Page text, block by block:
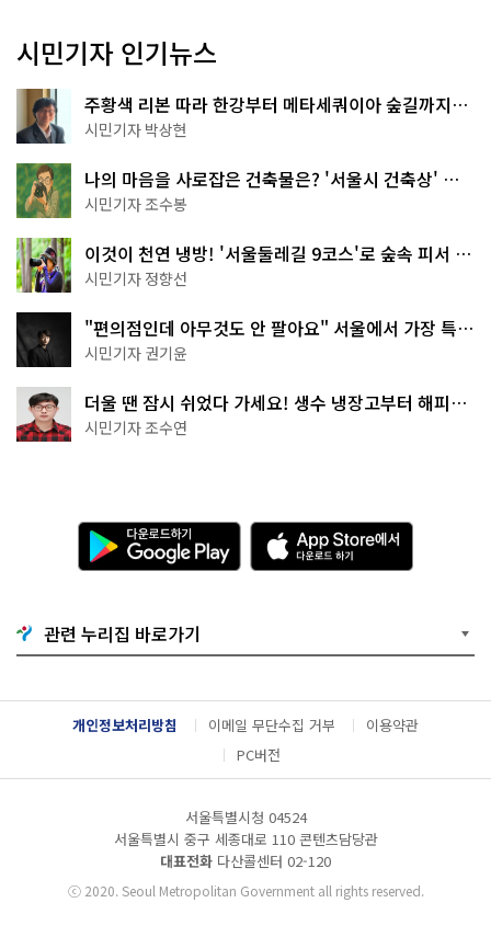
시민기자 인기뉴스
주황색 리본 따라 한강부터 메타세쿼이아 숲길까지…
서울둘레길 15코스
시민기자 박상현
나의 마음을 사로잡은 건축물은? '서울시 건축상' 수
상작 공개!
시민기자 조수봉
이것이 천연 냉방! '서울둘레길 9코스'로 숲속 피서 떠
나볼까
시민기자 정향선
"편의점인데 아무것도 안 팔아요" 서울에서 가장 특별
한 편의점의 정체
시민기자 권기윤
더울 땐 잠시 쉬었다 가세요! 생수 냉장고부터 해피소
·무더위쉼터까지
시민기자 조수연
다
운
로
기
G
o
g
l
e
l
A
p
p
e
서
다
운
드
관련 누리집 바로가기
개인정보처리방침 이메일 무단수집 거부
이용약관
PC버전
서울특별시청 04524
서울특별시 중구 세종대로 110 콘텐츠담당관
대표전화 다산콜센터 02-120
ⓒ2020. Seoul Metropolitan Government all rights reserved.